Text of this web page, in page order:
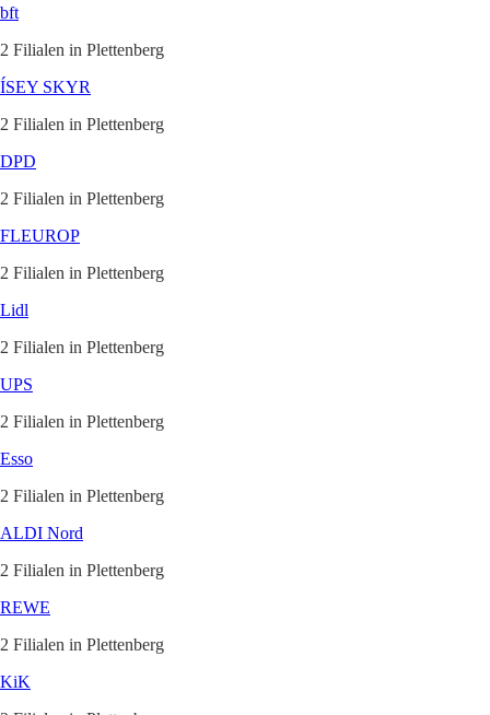
bft
2 Filialen in Plettenberg
ÍSEY SKYR
2 Filialen in Plettenberg
DPD
2 Filialen in Plettenberg
FLEUROP
2 Filialen in Plettenberg
Lidl
2 Filialen in Plettenberg
UPS
2 Filialen in Plettenberg
Esso
2 Filialen in Plettenberg
ALDI Nord
2 Filialen in Plettenberg
REWE
2 Filialen in Plettenberg
KiK